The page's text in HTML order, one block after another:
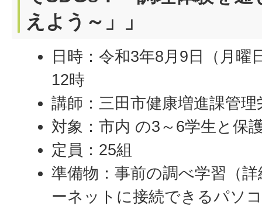
えよう～」」
日時：令和3年8月9日（月曜
12時
講師：三田市健康増進課管理
対象：市内 の3～6学生と保
定員：25組
準備物：事前の調べ学習（
ーネットに接続できるパソ